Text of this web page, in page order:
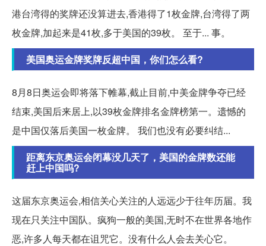
港台湾得的奖牌还没算进去,香港得了1枚金牌,台湾得了两
枚金牌,加起来是41枚,多于美国的39枚。 至于... 事。
美国奥运金牌奖牌反超中国，你们怎么看?
8月8日奥运会即将落下帷幕,截止目前,中美金牌争夺已经
结束,美国后来居上,以39枚金牌排名金牌榜第一。遗憾的
是中国仅落后美国一枚金牌。 我们也没有必要纠结...
距离东京奥运会闭幕没几天了，美国的金牌数还能
赶上中国吗?
这届东京奥运会,相信关心关注的人远远少于往年历届。我
现在只关注中国队。疯狗一般的美国,无时不在世界各地作
恶,许多人每天都在诅咒它。没有什么人会去关心它。